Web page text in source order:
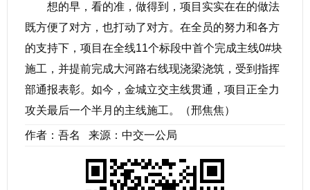
想的早，看的准，做得到，项目实实在在的做法
既方便了对方，也打动了对方。在全员的努力和各方
的支持下，项目在全线11个标段中首个完成主线0#块
施工，并提前完成大河路右线现浇梁浇筑，受到指挥
部通报表彰。如今，金城立交主线贯通，项目正全力
攻关最后一个半月的主线施工。（邢焦焦）
作者：吾名 来源：中交一公局